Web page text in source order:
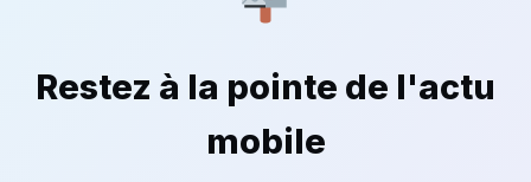
Restez à la pointe de l'actu
mobile